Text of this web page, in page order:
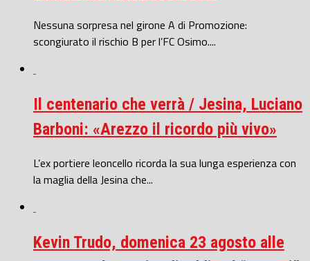
Nessuna sorpresa nel girone A di Promozione:
scongiurato il rischio B per l’FC Osimo....
Il centenario che verrà / Jesina, Luciano
Barboni: «Arezzo il ricordo più vivo»
L’ex portiere leoncello ricorda la sua lunga esperienza con
la maglia della Jesina che...
Kevin Trudo, domenica 23 agosto alle